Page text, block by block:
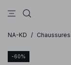
NA-KD / Chaussures
-60%